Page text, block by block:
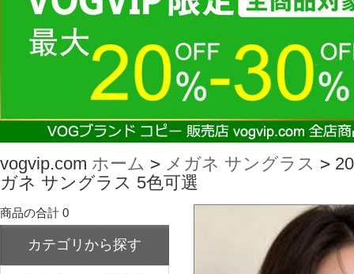
vogvip.com ホーム > メガネ サングラス >
ガネ サングラス 5色可選
商品の合計 0
カテゴリから探す